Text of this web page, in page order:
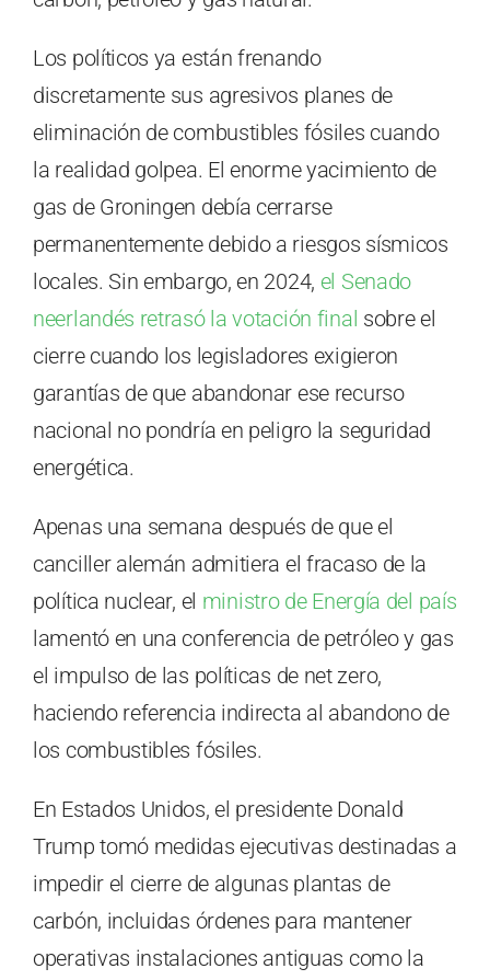
Los políticos ya están frenando
discretamente sus agresivos planes de
eliminación de combustibles fósiles cuando
la realidad golpea. El enorme yacimiento de
gas de Groningen debía cerrarse
permanentemente debido a riesgos sísmicos
locales. Sin embargo, en 2024, el Senado
neerlandés retrasó la votación final sobre el
cierre cuando los legisladores exigieron
garantías de que abandonar ese recurso
nacional no pondría en peligro la seguridad
energética.
Apenas una semana después de que el
canciller alemán admitiera el fracaso de la
política nuclear, el ministro de Energía del país
lamentó en una conferencia de petróleo y gas
el impulso de las políticas de net zero,
haciendo referencia indirecta al abandono de
los combustibles fósiles.
En Estados Unidos, el presidente Donald
Trump tomó medidas ejecutivas destinadas a
impedir el cierre de algunas plantas de
carbón, incluidas órdenes para mantener
operativas instalaciones antiguas como la